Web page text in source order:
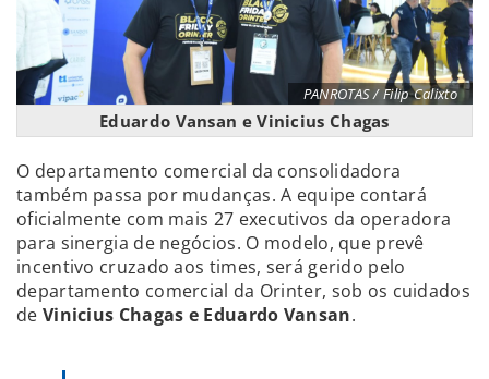
PANROTAS / Filip Calixto
Eduardo Vansan e Vinicius Chagas
O departamento comercial da consolidadora
também passa por mudanças. A equipe contará
oficialmente com mais 27 executivos da operadora
para sinergia de negócios. O modelo, que prevê
incentivo cruzado aos times, será gerido pelo
departamento comercial da Orinter, sob os cuidados
de Vinicius Chagas e Eduardo Vansan.